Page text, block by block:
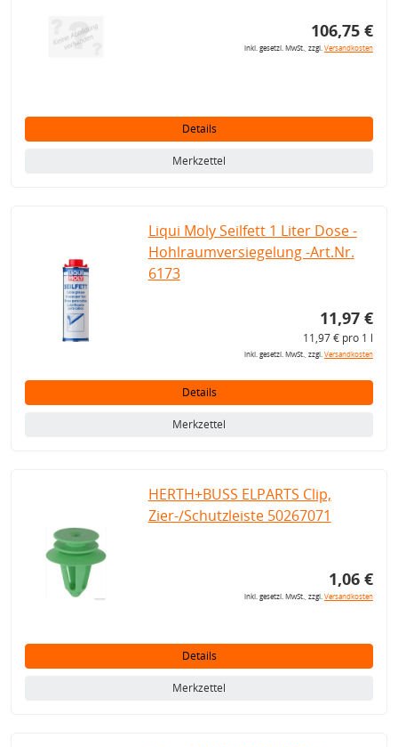
106,75 €
inkl. gesetzl. MwSt., zzgl.Versandkosten
Details
Merkzettel
Liqui Moly Seilfett 1 Liter Dose -
Hohlraumversiegelung -Art.Nr.
6173
11,97 €
11,97 € pro 1 l
inkl. gesetzl. MwSt., zzgl.Versandkosten
Details
Merkzettel
HERTH+BUSS ELPARTS Clip,
Zier-/Schutzleiste 50267071
1,06 €
inkl. gesetzl. MwSt., zzgl.Versandkosten
Details
Merkzettel